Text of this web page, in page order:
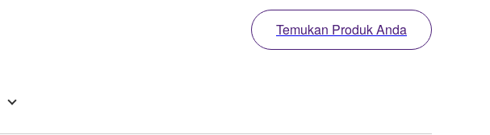
Temukan Produk Anda